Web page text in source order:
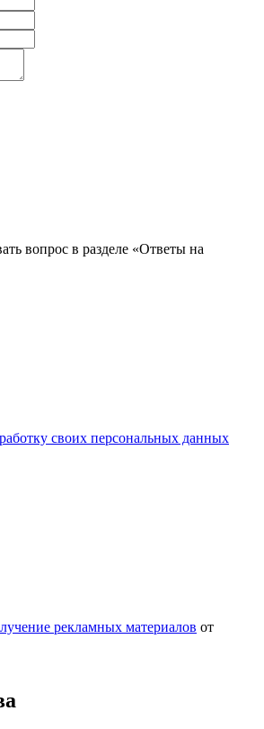
вопрос в разделе «Ответы на
своих персональных данных
рекламных материалов от